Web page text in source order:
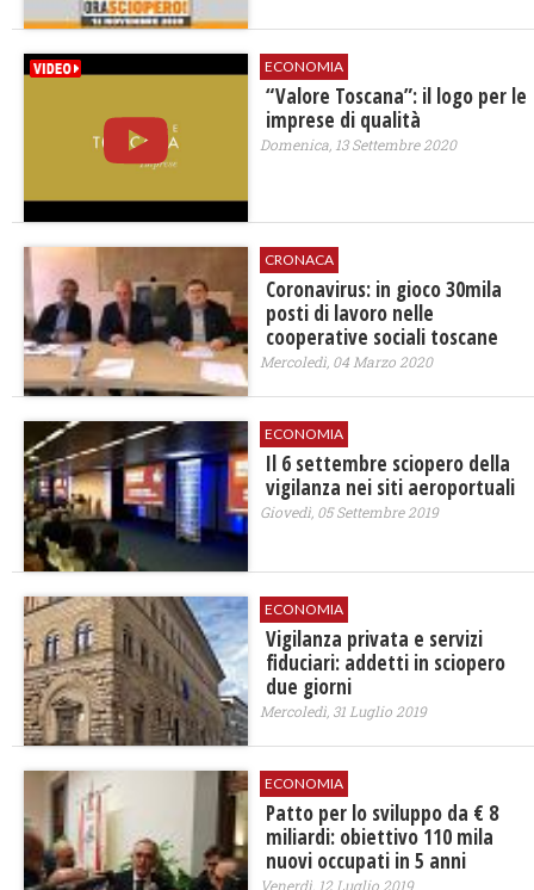
ECONOMIA
“Valore Toscana”: il logo per le
imprese di qualità
Domenica, 13 Settembre 2020
CRONACA
Coronavirus: in gioco 30mila
posti di lavoro nelle
cooperative sociali toscane
Mercoledì, 04 Marzo 2020
ECONOMIA
Il 6 settembre sciopero della
vigilanza nei siti aeroportuali
Giovedì, 05 Settembre 2019
ECONOMIA
Vigilanza privata e servizi
fiduciari: addetti in sciopero
due giorni
Mercoledì, 31 Luglio 2019
ECONOMIA
Patto per lo sviluppo da € 8
miliardi: obiettivo 110 mila
nuovi occupati in 5 anni
Venerdì, 12 Luglio 2019